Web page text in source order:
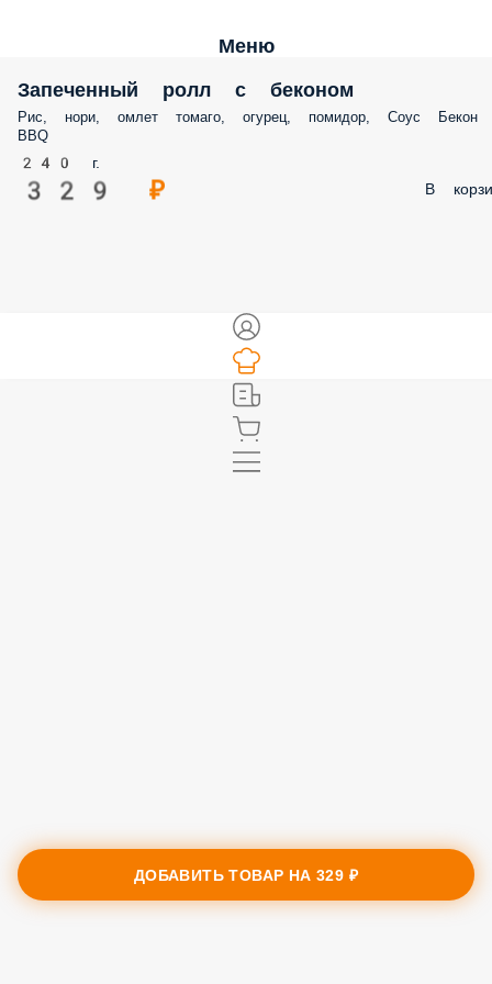
Меню
Запеченный ролл с беконом
Рис, нори, омлет томаго, огурец, помидор, Соус Бекон
BBQ
240 г.
329 ₽ В
ДОБАВИТЬ ТОВАР НА329 ₽